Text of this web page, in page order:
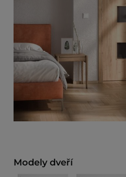
Modely dveří